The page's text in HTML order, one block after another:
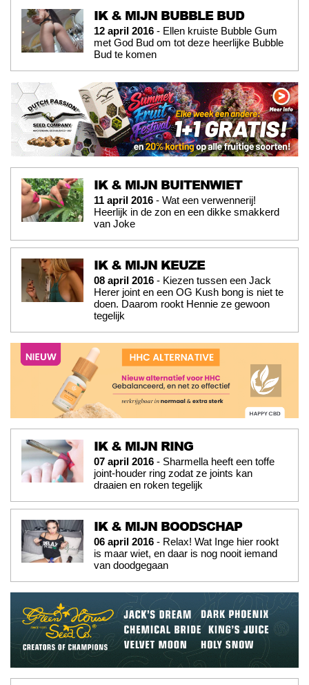
IK & MIJN BUBBLE BUD
12 april 2016 - Ellen kruiste Bubble Gum
met God Bud om tot deze heerlijke Bubble
Bud te komen
IK & MIJN BUITENWIET
11 april 2016 - Wat een verwennerij!
Heerlijk in de zon en een dikke smakkerd
van Joke
IK & MIJN KEUZE
08 april 2016 - Kiezen tussen een Jack
Herer joint en een OG Kush bong is niet te
doen. Daarom rookt Hennie ze gewoon
tegelijk
IK & MIJN RING
07 april 2016 - Sharmella heeft een toffe
joint-houder ring zodat ze joints kan
draaien en roken tegelijk
IK & MIJN BOODSCHAP
06 april 2016 - Relax! Wat Inge hier rookt
is maar wiet, en daar is nog nooit iemand
van doodgegaan